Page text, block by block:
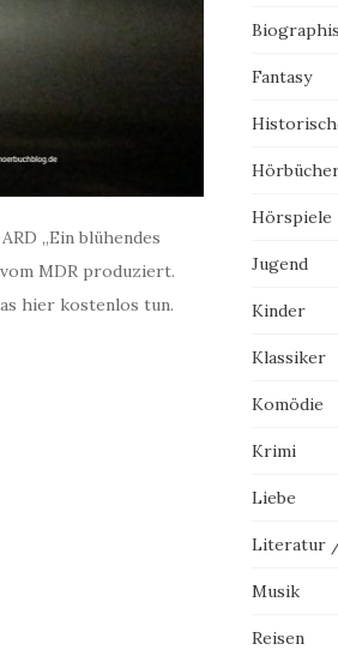
„Ein blühendes
MDR produziert.
hier kostenlos tun.
Fantasy
Hörspiele
Jugend
Kinder
Klassiker
Komödie
Krimi
Liebe
Literatur
Musik
Reisen